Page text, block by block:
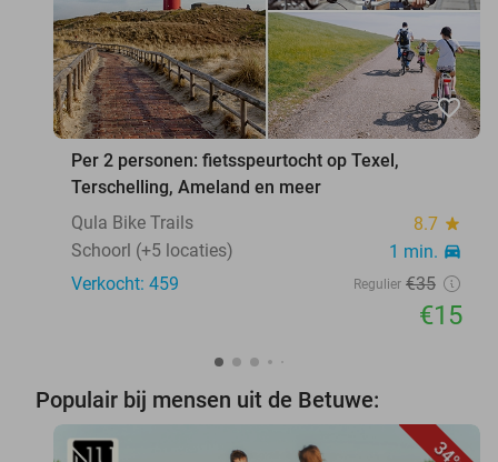
favorite_border
Per 2 personen: fietsspeurtocht op Texel,
Terschelling, Ameland en meer
Qula Bike Trails
8.7 star
Schoorl (+5 locaties) 1 min. directions_car
Verkocht: 459 Regulier €35
€15
Populair bij mensen uit de Betuwe: